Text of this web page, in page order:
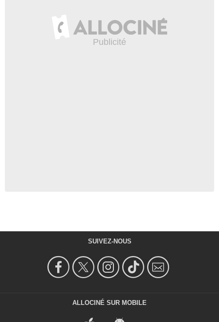
SUIVEZ-NOUS
ALLOCINÉ SUR MOBILE